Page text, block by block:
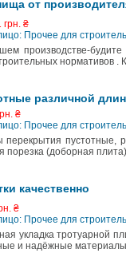
от
грн. ₴
Прочее для
производстве-
нормативов
различной
₴
Прочее для
перекрытия
(доборная
качественно
₴
Прочее для
укладка тротуарной
и надёжные